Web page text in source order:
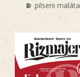
pilseni maláta